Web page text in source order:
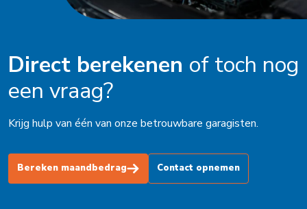
Direct berekenen of toch nog
een vraag?
Krijg hulp van één van onze betrouwbare garagisten.
Bereken maandbedrag Contact opnemen